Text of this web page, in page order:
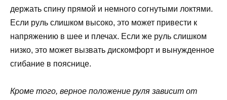
держать спину прямой и немного согнутыми локтями.
Если руль слишком высоко, это может привести к
напряжению в шее и плечах. Если же руль слишком
низко, это может вызвать дискомфорт и вынужденное
сгибание в пояснице.
Кроме того, верное положение руля зависит от